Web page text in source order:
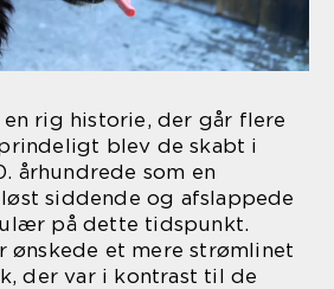
rig historie, der går flere
blev de skabt i
århundrede som en
siddende og afslappede
på dette tidspunkt.
ønskede et mere strømlinet
der var i kontrast til de